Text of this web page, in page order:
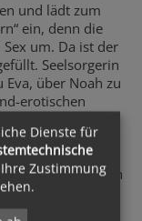
und lädt zum
ein, denn die
um. Da ist der
Seelsorgerin
Eva, über Noah zu
erotischen
im Stammbaum
natürlich darf auch
nicht
Dienste für
Zustimmung